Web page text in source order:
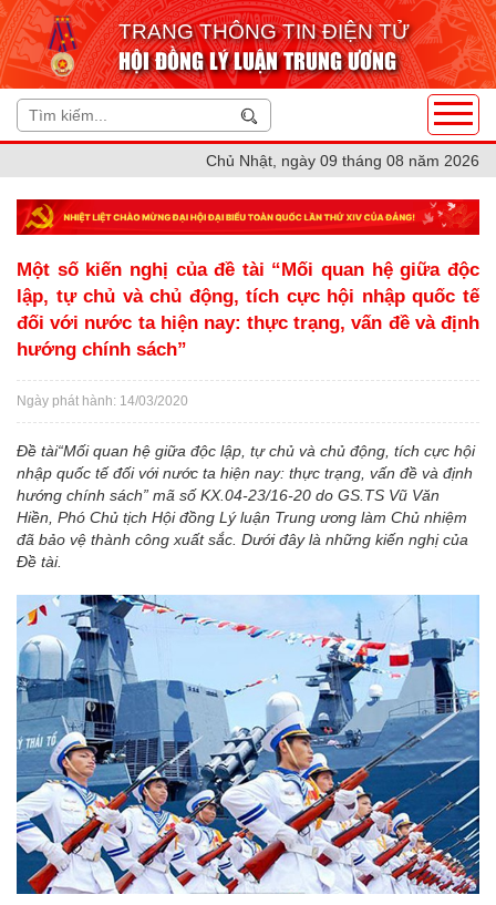
TRANG THÔNG TIN ĐIỆN TỬ
HỘI ĐỒNG LÝ LUẬN TRUNG ƯƠNG
Chủ Nhật, ngày 09 tháng 08 năm 2026
Một số kiến nghị của đề tài “Mối quan hệ giữa độc
lập, tự chủ và chủ động, tích cực hội nhập quốc tế
đối với nước ta hiện nay: thực trạng, vấn đề và định
hướng chính sách”
Ngày phát hành: 14/03/2020
Đề tài“Mối quan hệ giữa độc lập, tự chủ và chủ động, tích cực hội
nhập quốc tế đối với nước ta hiện nay: thực trạng, vấn đề và định
hướng chính sách” mã số KX.04-23/16-20 do GS.TS Vũ Văn
Hiền, Phó Chủ tịch Hội đồng Lý luận Trung ương làm Chủ nhiệm
đã bảo vệ thành công xuất sắc. Dưới đây là những kiến nghị của
Đề tài.